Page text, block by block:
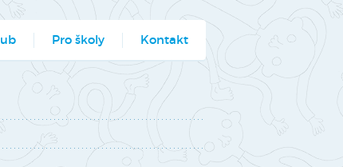
pro školy
Pro školy Kontakt